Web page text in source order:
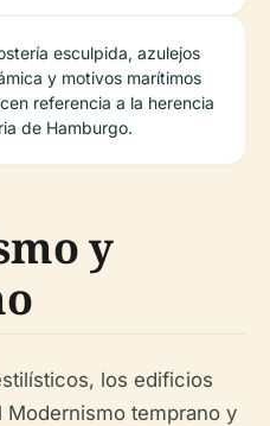
esculpida, azulejos
y motivos marítimos
referencia a la herencia
de Hamburgo.
y
los edificios
temprano y